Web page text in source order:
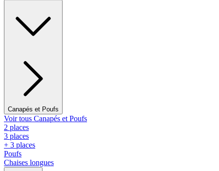
Canapés et Poufs
Voir tous Canapés et Poufs
2 places
3 places
+ 3 places
Poufs
Chaises longues